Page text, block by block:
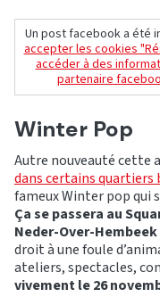
Un post facebook a été
accepter les cookies
accéder à des
partenaire
Winter Pop
Autre nouveauté cette
dans certains quartiers
fameux Winter pop qui
Ça se passera au
Neder-Over-
droit à une foule
ateliers, spectacles,
vivement le 26